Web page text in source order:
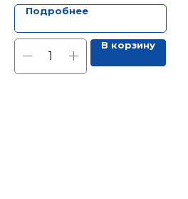
Подробнее
В корзину